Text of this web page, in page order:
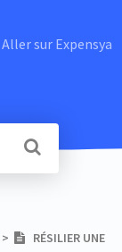
Aller sur Expensya
​ > ​
RÉSILIER UNE